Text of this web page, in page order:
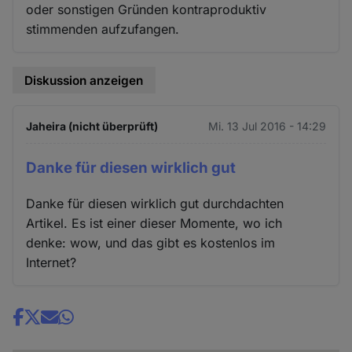
oder sonstigen Gründen kontraproduktiv
stimmenden aufzufangen.
Diskussion anzeigen
Jaheira (nicht überprüft) Mi. 13 Jul 2016 - 14:29
Danke für diesen wirklich gut
Danke für diesen wirklich gut durchdachten
Artikel. Es ist einer dieser Momente, wo ich
denke: wow, und das gibt es kostenlos im
Internet?
Share